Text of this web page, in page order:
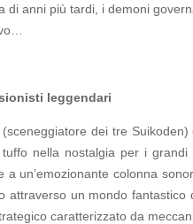
di anni più tardi, i demoni
leggendari
dei tre
nella nostalgia per i
a un’emozionante colonna
attraverso un mondo
caratterizzato da